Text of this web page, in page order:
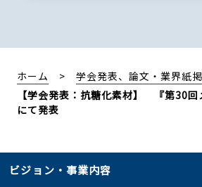
ホーム
学会発表、論文・業界紙
【学会発表：抗糖化素材】 『第30回
にて発表
ビジョン・事業内容